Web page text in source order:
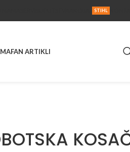
STIHL
FAN ARTIKLI